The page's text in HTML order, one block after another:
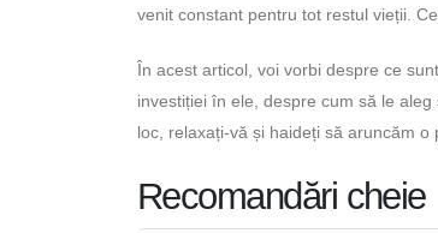
venit constant pentru tot restul vieții.
În acest articol, voi vorbi despre ce
investiției în ele, despre cum să le
loc, relaxați-vă și haideți să aruncăm
Recomandări cheie